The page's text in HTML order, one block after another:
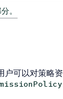
。
户可以对策略